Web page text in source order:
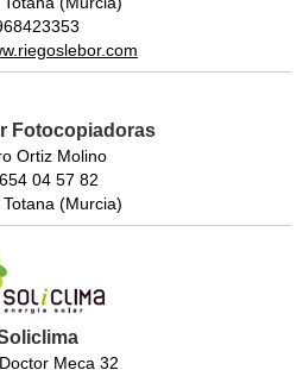
Fotocopiadoras
Ortiz Molino
04 57 82
(Murcia)
Meca 32